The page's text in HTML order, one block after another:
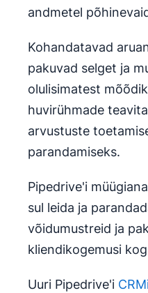
andmetel
Kohandatavad
pakuvad selget ja
olulisimatest
huvirühmade
arvustuste
parandamiseks.
Pipedrive'i
sul leida ja
võidumustreid ja
kliendikogemusi
Uuri Pipedrive'i